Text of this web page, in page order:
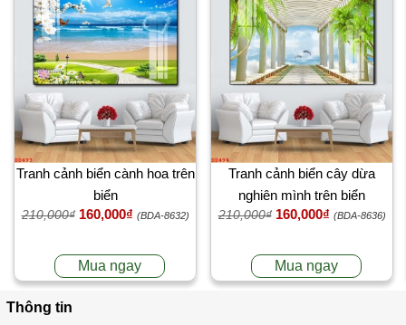
Tranh cảnh biển cành hoa trên
biển
210,000₫ 160,000₫ (BDA-8632)
Mua ngay
Tranh cảnh biển cây dừa
nghiên mình trên biển
210,000₫ 160,000₫ (BDA-8636)
Mua ngay
Thông tin